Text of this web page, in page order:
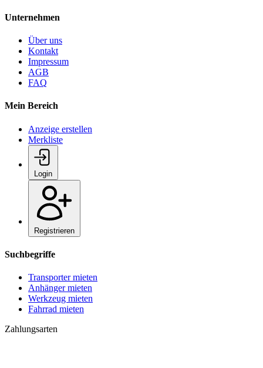
Unternehmen
Über uns
Kontakt
Impressum
AGB
FAQ
Mein Bereich
Anzeige erstellen
Merkliste
Login
Registrieren
Suchbegriffe
Transporter mieten
Anhänger mieten
Werkzeug mieten
Fahrrad mieten
Zahlungsarten